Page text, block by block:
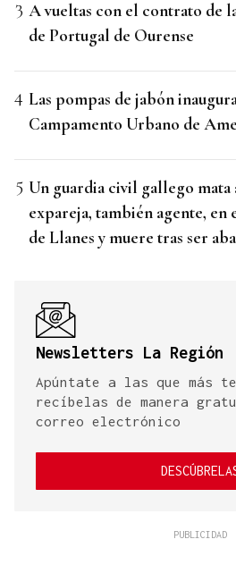
A vueltas con el contrato de
de Portugal de Ourense
Las pompas de jabón
Campamento Urbano de
Un guardia civil gallego mata
expareja, también agente, en
de Llanes y muere tras ser
Newsletters La Región
Apúntate a las que más
recíbelas de manera
correo electrónico